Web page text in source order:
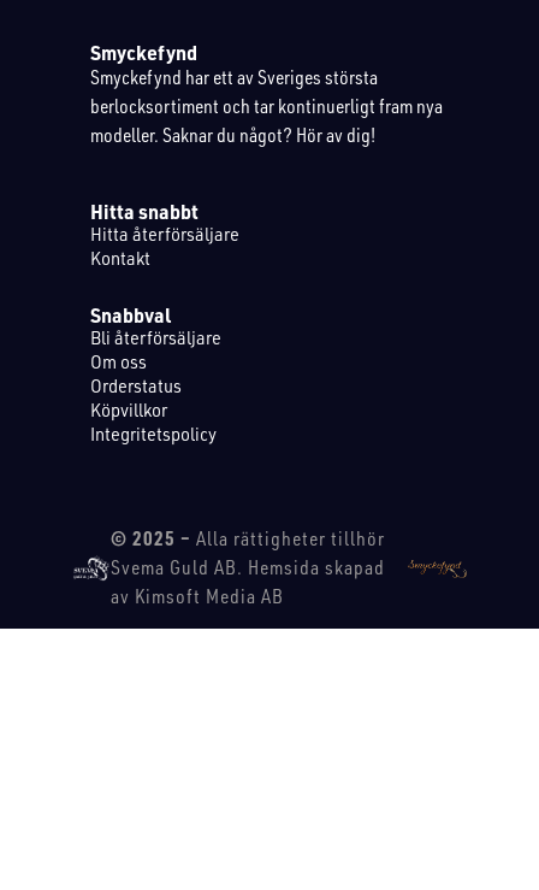
Smyckefynd
Smyckefynd har ett av Sveriges största
berlocksortiment och tar kontinuerligt fram nya
modeller. Saknar du något? Hör av dig!
Hitta snabbt
Hitta återförsäljare
Kontakt
Snabbval
Bli återförsäljare
Om oss
Orderstatus
Köpvillkor
Integritetspolicy
© 2025 – Alla rättigheter tillhör
Svema Guld AB. Hemsida skapad
av Kimsoft Media AB